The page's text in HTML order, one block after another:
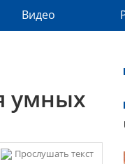
Видео
умных
Прослушать текст